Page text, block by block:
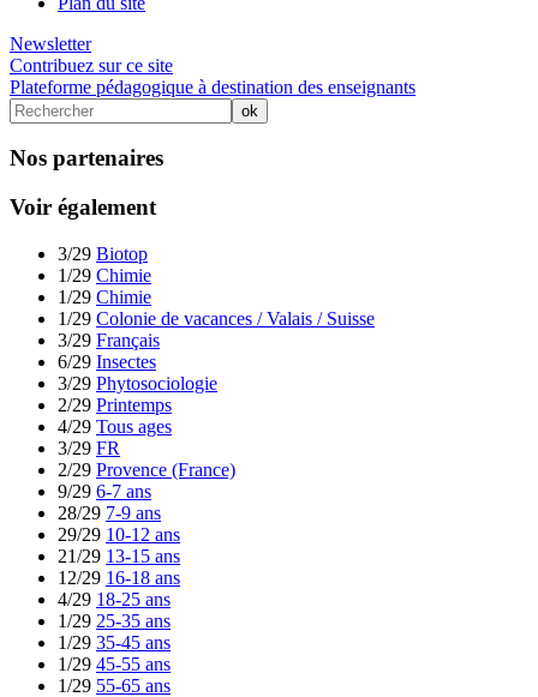
Newsletter
Contribuez sur ce site
Plateforme pédagogique à destination des enseignants
Nos partenaires
Voir également
3/29 Biotop
1/29 Chimie
1/29 Chimie
1/29 Colonie de vacances / Valais / Suisse
3/29 Français
6/29 Insectes
3/29 Phytosociologie
2/29 Printemps
4/29 Tous ages
3/29 FR
2/29 Provence (France)
9/29 6-7 ans
28/29 7-9 ans
29/29 10-12 ans
21/29 13-15 ans
12/29 16-18 ans
4/29 18-25 ans
1/29 25-35 ans
1/29 35-45 ans
1/29 45-55 ans
1/29 55-65 ans